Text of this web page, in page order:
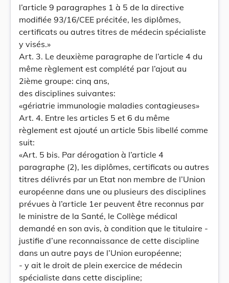
l’article 9 paragraphes 1 à 5 de la directive
modifiée 93/16/CEE précitée, les diplômes,
certificats ou autres titres de médecin spécialiste
y visés.»
Art. 3. Le deuxième paragraphe de l’article 4 du
même règlement est complété par l’ajout au
2ième groupe: cinq ans,
des disciplines suivantes:
«gériatrie immunologie maladies contagieuses»
Art. 4. Entre les articles 5 et 6 du même
règlement est ajouté un article 5bis libellé comme
suit:
«Art. 5 bis. Par dérogation à l’article 4
paragraphe (2), les diplômes, certificats ou autres
titres délivrés par un Etat non membre de l’Union
européenne dans une ou plusieurs des disciplines
prévues à l’article 1er peuvent être reconnus par
le ministre de la Santé, le Collège médical
demandé en son avis, à condition que le titulaire -
justifie d’une reconnaissance de cette discipline
dans un autre pays de l’Union européenne;
- y ait le droit de plein exercice de médecin
spécialiste dans cette discipline;